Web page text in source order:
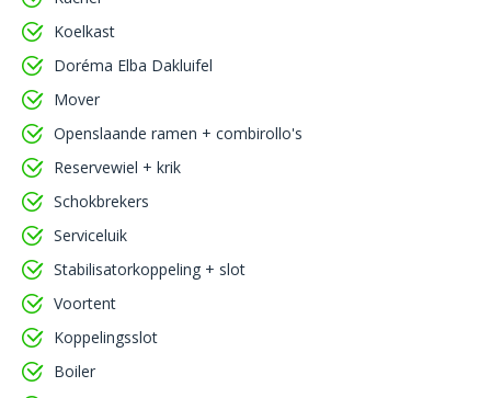
Koelkast
Doréma Elba Dakluifel
Mover
Openslaande ramen + combirollo's
Reservewiel + krik
Schokbrekers
Serviceluik
Stabilisatorkoppeling + slot
Voortent
Koppelingsslot
Boiler